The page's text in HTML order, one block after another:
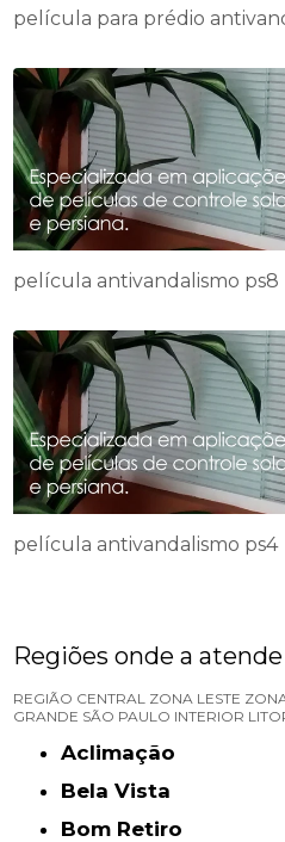
película para prédio
película antivandalismo ps8
película antivandalismo ps4
Regiões onde a atende
REGIÃO CENTRAL ZONA LESTE
GRANDE SÃO PAULO INTERIOR
Aclimação
Bela Vista
Bom Retiro